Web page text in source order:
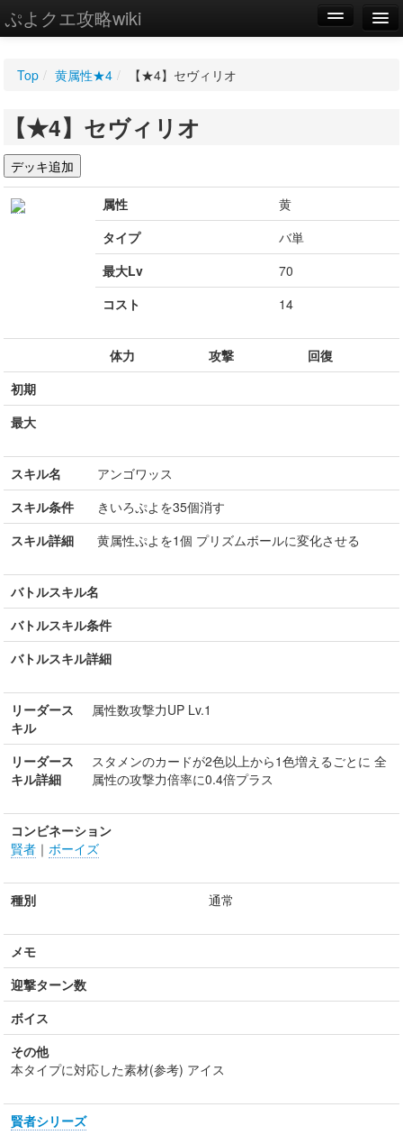
ぷよクエ攻略wiki
WIKI
設定
Top / 黄属性★4 / 【★4】セヴィリオ
【★4】セヴィリオ
属性
黄
タイプ
バ単
最大Lv
70
コスト
14
体力 攻撃
回復
初期
最大
スキル名
アンゴワッス
スキル条件
きいろぷよを35個消す
スキル詳細
黄属性ぷよを1個 プリズムボールに変化させる
バトルスキル名
バトルスキル条件
バトルスキル詳細
リーダース
キル
属性数攻撃力UP Lv.1
リーダース
キル詳細
スタメンのカードが2色以上から1色増えるごとに 全
属性の攻撃力倍率に0.4倍プラス
コンビネーション
賢者 ｜ ボーイズ
種別 通常
メモ
迎撃ターン数
ボイス
その他
本タイプに対応した素材(参考) アイス
賢者シリーズ